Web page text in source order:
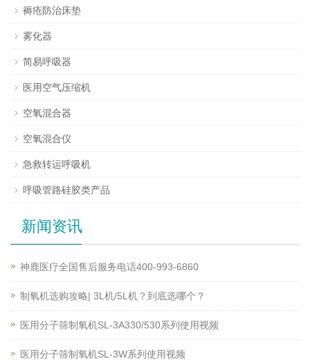
褥疮防治床垫
雾化器
简易呼吸器
医用空气压缩机
空氧混合器
空氧混合仪
急救转运呼吸机
呼吸管路硅胶类产品
新闻资讯
神鹿医疗全国售后服务电话400-993-6860
制氧机选购攻略| 3L机/5L机？到底选哪个？
医用分子筛制氧机SL-3A330/530系列使用视频
医用分子筛制氧机SL-3W系列使用视频